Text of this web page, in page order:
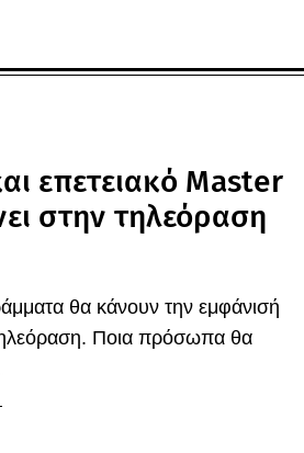
επετειακό Master
στην τηλεόραση
θα κάνουν την εμφάνισή
Ποια πρόσωπα θα